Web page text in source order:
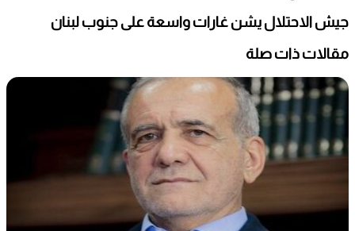
جيش الاحتلال يشن غارات واسعة على جنوب لبنان
مقالات ذات صلة